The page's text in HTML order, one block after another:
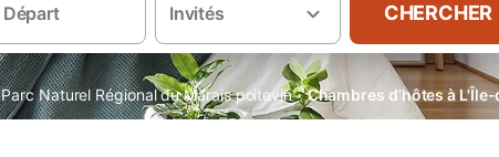
Départ Invités CHERCHER
Parc Naturel Régional du Marais poitevin · Chambres d’hôtes à